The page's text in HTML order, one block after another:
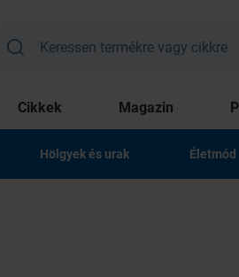
Cikkek Magazin
Hölgyek és urak Életmód